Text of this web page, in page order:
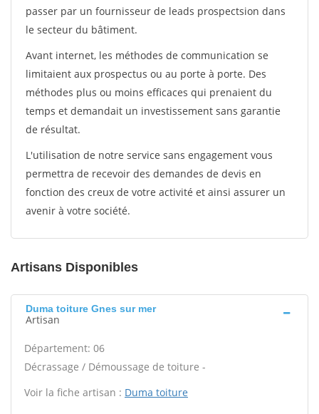
passer par un fournisseur de leads prospectsion dans
le secteur du bâtiment.
Avant internet, les méthodes de communication se
limitaient aux prospectus ou au porte à porte. Des
méthodes plus ou moins efficaces qui prenaient du
temps et demandait un investissement sans garantie
de résultat.
L'utilisation de notre service sans engagement vous
permettra de recevoir des demandes de devis en
fonction des creux de votre activité et ainsi assurer un
avenir à votre société.
Artisans Disponibles
Duma toiture Gnes sur mer
Artisan
Département: 06
Décrassage / Démoussage de toiture -
Voir la fiche artisan : Duma toiture